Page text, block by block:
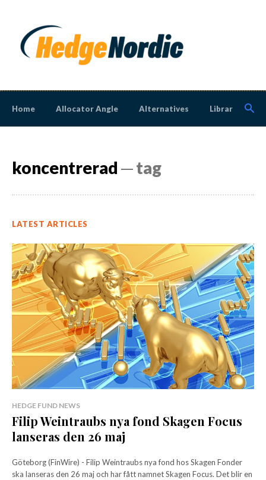
Home Allocator Angle Alternatives Library
koncentrerad ─ tag
LATEST ARTICLES
HEDGE FUND NEWS
Filip Weintraubs nya fond Skagen Focus
lanseras den 26 maj
Göteborg (FinWire) - Filip Weintraubs nya fond hos Skagen Fonder
ska lanseras den 26 maj och har fått namnet Skagen Focus. Det blir en